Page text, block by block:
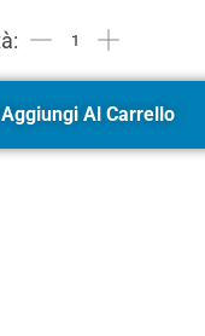
Aggiungi Al Carrello